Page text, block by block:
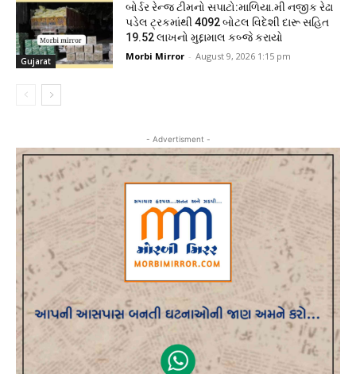
Gujarat
બોર્ડર રેન્જ ટીમનો સપાટો:માળિયા.મી નજીક રેઢા
પડેલ ટ્રકમાંથી 4092 બોટલ વિદેશી દારૂ સહિત
19.52 લાખનો મુદ્દામાલ કબ્જે કરાયો
Morbi Mirror - August 9, 2026 1:15 pm
- Advertisment -